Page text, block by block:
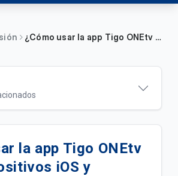
¿Cómo usar la app Tigo ONEtv para dispositivos iOS y Android? | Hogar
canales de TV Tigo | General
con un proveedor e iniciar sesión
la app Tigo ONEtv
iOS y